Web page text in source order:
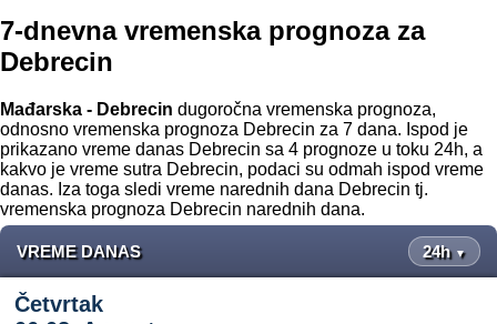
7-dnevna vremenska prognoza za
Debrecin
Mađarska - Debrecin dugoročna vremenska prognoza,
odnosno vremenska prognoza Debrecin za 7 dana. Ispod je
prikazano vreme danas Debrecin sa 4 prognoze u toku 24h, a
kakvo je vreme sutra Debrecin, podaci su odmah ispod vreme
danas. Iza toga sledi vreme narednih dana Debrecin tj.
vremenska prognoza Debrecin narednih dana.
VREME DANAS 24h ▼
Četvrtak